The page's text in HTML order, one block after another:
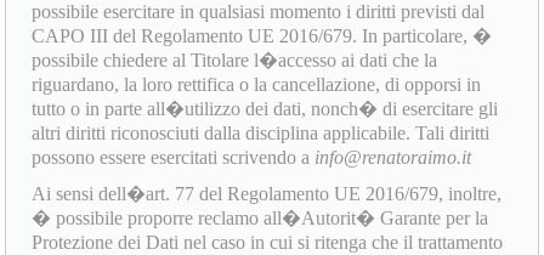
possibile esercitare in qualsiasi momento i diritti previsti dal
CAPO III del Regolamento UE 2016/679. In particolare, �
possibile chiedere al Titolare l�accesso ai dati che la
riguardano, la loro rettifica o la cancellazione, di opporsi in
tutto o in parte all�utilizzo dei dati, nonch� di esercitare gli
altri diritti riconosciuti dalla disciplina applicabile. Tali diritti
possono essere esercitati scrivendo a info@renatoraimo.it
Ai sensi dell�art. 77 del Regolamento UE 2016/679, inoltre,
� possibile proporre reclamo all�Autorit� Garante per la
Protezione dei Dati nel caso in cui si ritenga che il trattamento